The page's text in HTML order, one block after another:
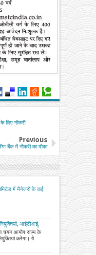
लिए नौकरी
Previous
बैंक में नौकरी का मौका
में मैनेजरों के कई
आईटीआई,
और चुनिंदा
व्यक्ति कर सकते
चयन आयोग राज्य के
करेगा। ये